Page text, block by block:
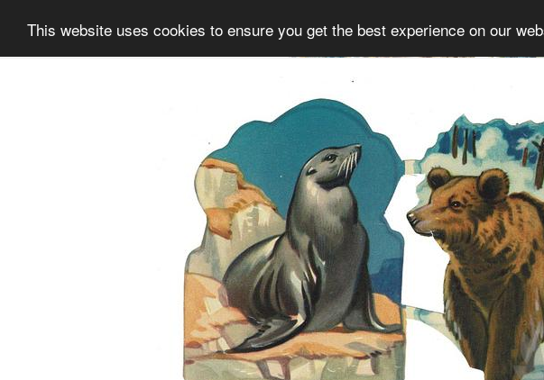
This website uses cookies to ensure you get the best experience on our
Information Sammlung